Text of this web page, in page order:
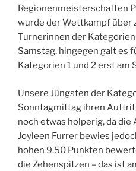
Regionenmeisterschaften
wurde der Wettkampf über
Turnerinnen der
Samstag, hingegen galt es
Kategorien 1 und 2 erst am
Unsere Jüngsten der
Sonntagmittag ihren
noch etwas holperig, da die
Joyleen Furrer bewies
hohen 9.50 Punkten
die Zehenspitzen – das ist